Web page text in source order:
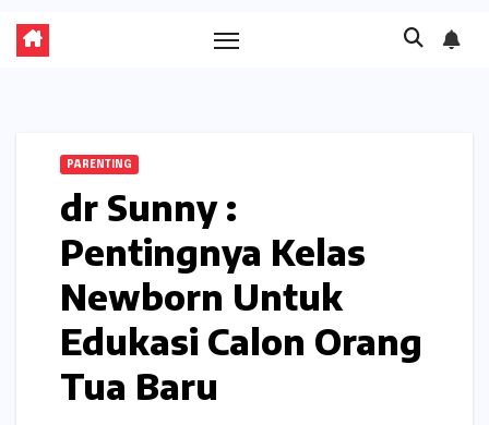
PARENTING
dr Sunny :
Pentingnya Kelas
Newborn Untuk
Edukasi Calon Orang
Tua Baru